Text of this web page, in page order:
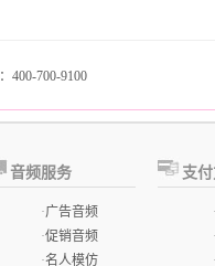
：400-700-9100
音频服务
·广告音频
·促销音频
·名人模仿
支
·
·
·